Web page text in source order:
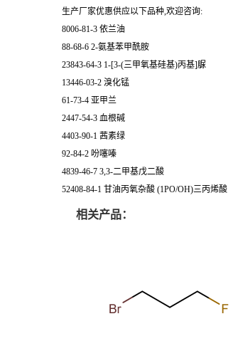
生产厂家优惠供应以下品种,欢迎咨询:
8006-81-3 依兰油
88-68-6 2-氨基苯甲酰胺
23843-64-3 1-[3-(三甲氧基硅基)丙基]脲
13446-03-2 溴化锰
61-73-4 亚甲兰
2447-54-3 血根碱
4403-90-1 茜素绿
92-84-2 吩噻嗪
4839-46-7 3,3-二甲基戊二酸
52408-84-1 甘油丙氧杂酸 (1PO/OH)三丙烯酸
相关产品：